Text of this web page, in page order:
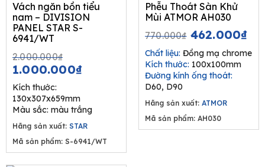
Vách ngăn bồn tiểu
nam – DIVISION
PANEL STAR S-
6941/WT
2.000.000₫Original
price
2.000.000₫.
1.000.000₫price
1.000.000₫.
Kích thước:
130x307x659mm
Màu sắc: màu trắng
Hãng sản xuất: STAR
Mã sản phẩm: S-6941/WT
Phễu Thoát Sàn Khử
Mùi ATMOR AH030
770.000₫ Original
price
was:
770.000₫.
462.000₫
is:
Chất liệu: Đồng mạ chrome
Kích thước: 100x100mm
Đường kính ống thoát:
D60, D90
Hãng sản xuất: ATMOR
Mã sản phẩm: AH030